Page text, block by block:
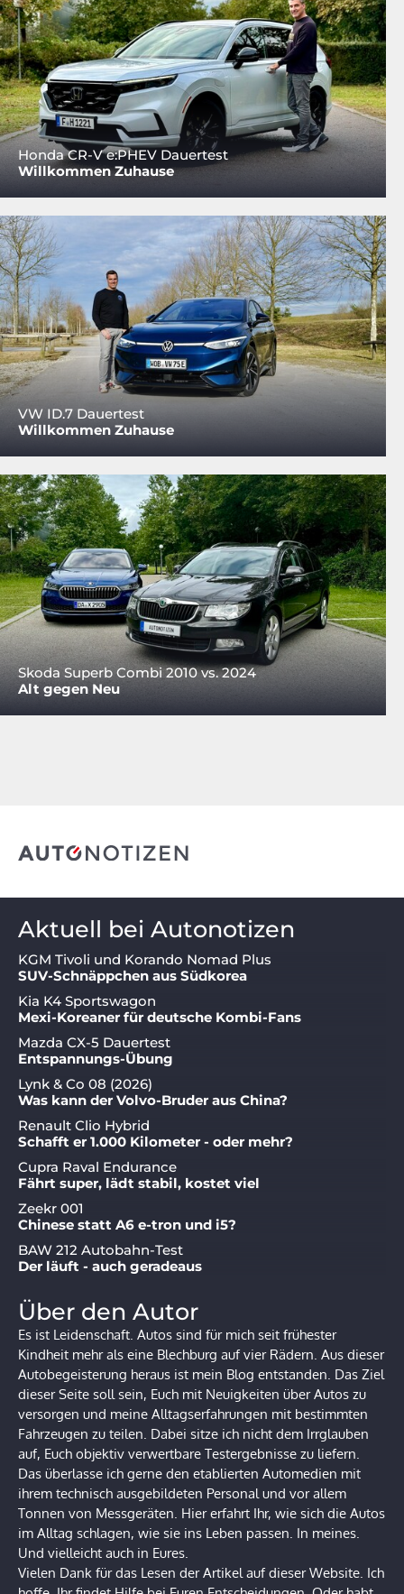
Honda CR-V e:PHEV Dauertest
Willkommen Zuhause
VW ID.7 Dauertest
Willkommen Zuhause
Skoda Superb Combi 2010 vs. 2024
Alt gegen Neu
Aktuell bei Autonotizen
KGM Tivoli und Korando Nomad Plus
SUV-Schnäppchen aus Südkorea
Kia K4 Sportswagon
Mexi-Koreaner für deutsche Kombi-Fans
Mazda CX-5 Dauertest
Entspannungs-Übung
Lynk & Co 08 (2026)
Was kann der Volvo-Bruder aus China?
Renault Clio Hybrid
Schafft er 1.000 Kilometer - oder mehr?
Cupra Raval Endurance
Fährt super, lädt stabil, kostet viel
Zeekr 001
Chinese statt A6 e-tron und i5?
BAW 212 Autobahn-Test
Der läuft - auch geradeaus
Über den Autor
Es ist Leidenschaft. Autos sind für mich seit frühester
Kindheit mehr als eine Blechburg auf vier Rädern. Aus dieser
Autobegeisterung heraus ist mein Blog entstanden. Das Ziel
dieser Seite soll sein, Euch mit Neuigkeiten über Autos zu
versorgen und meine Alltagserfahrungen mit bestimmten
Fahrzeugen zu teilen. Dabei sitze ich nicht dem Irrglauben
auf, Euch objektiv verwertbare Testergebnisse zu liefern.
Das überlasse ich gerne den etablierten Automedien mit
ihrem technisch ausgebildeten Personal und vor allem
Tonnen von Messgeräten. Hier erfahrt Ihr, wie sich die Autos
im Alltag schlagen, wie sie ins Leben passen. In meines.
Und vielleicht auch in Eures.
Vielen Dank für das Lesen der Artikel auf dieser Website. Ich